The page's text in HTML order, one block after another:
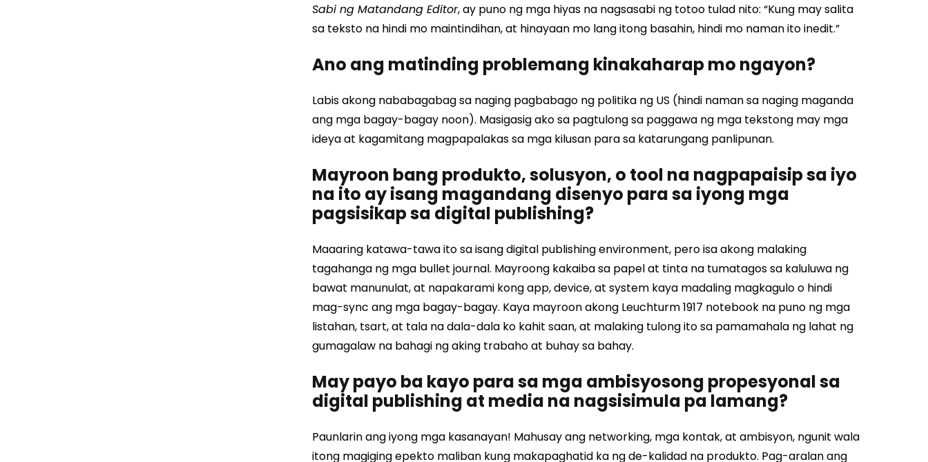
Sabi ng Matandang Editor, ay puno ng mga hiyas na nagsasabi ng totoo tulad nito: “Kung may salita
sa teksto na hindi mo maintindihan, at hinayaan mo lang itong basahin, hindi mo naman ito inedit.”
Ano ang matinding problemang kinakaharap mo ngayon?
Labis akong nababagabag sa naging pagbabago ng politika ng US (hindi naman sa naging maganda
ang mga bagay-bagay noon). Masigasig ako sa pagtulong sa paggawa ng mga tekstong may mga
ideya at kagamitang magpapalakas sa mga kilusan para sa katarungang panlipunan.
Mayroon bang produkto, solusyon, o tool na nagpapaisip sa iyo
na ito ay isang magandang disenyo para sa iyong mga
pagsisikap sa digital publishing?
Maaaring katawa-tawa ito sa isang digital publishing environment, pero isa akong malaking
tagahanga ng mga bullet journal. Mayroong kakaiba sa papel at tinta na tumatagos sa kaluluwa ng
bawat manunulat, at napakarami kong app, device, at system kaya madaling magkagulo o hindi
mag-sync ang mga bagay-bagay. Kaya mayroon akong Leuchturm 1917 notebook na puno ng mga
listahan, tsart, at tala na dala-dala ko kahit saan, at malaking tulong ito sa pamamahala ng lahat ng
gumagalaw na bahagi ng aking trabaho at buhay sa bahay.
May payo ba kayo para sa mga ambisyosong propesyonal sa
digital publishing at media na nagsisimula pa lamang?
Paunlarin ang iyong mga kasanayan! Mahusay ang networking, mga kontak, at ambisyon, ngunit wala
itong magiging epekto maliban kung makapaghatid ka ng de-kalidad na produkto. Pag-aralan ang